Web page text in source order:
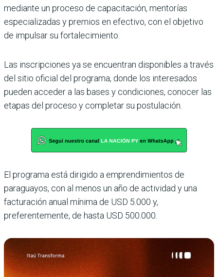
mediante un proceso de capacitación, mentorías
especializadas y premios en efectivo, con el objetivo
de impulsar su fortalecimiento.
Las inscripciones ya se encuentran disponibles a través
del sitio oficial del programa, donde los interesados
pueden acceder a las bases y condiciones, conocer las
etapas del proceso y completar su postulación.
El programa está dirigido a emprendimientos de
paraguayos, con al menos un año de actividad y una
facturación anual mínima de USD 5.000 y,
preferentemente, de hasta USD 500.000.